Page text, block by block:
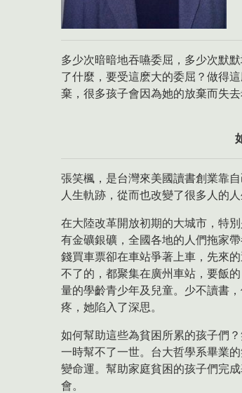
多少次暗暗地吞嚥委屈，多少次默
了什麼，要受這麽大的委屈？做得
棄，很多孩子會因為她的放棄而失去
張笑楓，是台灣來美國讀書創業靠
人生軌跡，從而也改變了很多人的人
在大陸改革開放初期的大城市，特
有金礦銀礦，全國各地的人們拖家
錢買車票卻在車站爭著上車，先來
不了的，都聚集在廣州車站，要飯
量的學齡青少年及兒童。少不讀書
疼，她陷入了深思。
如何幫助這些為貧困所累的孩子們
一時幫不了一世。台大哲學系畢業
變命運。幫助家庭貧困的孩子們完
會。